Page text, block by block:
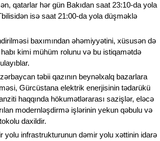
qatarlar hər gün Bakıdan saat 23:10-da yola
isə saat 21:00-da yola düşməklə
baxımından əhəmiyyətini, xüsusən də
kimi mühüm rolunu və bu istiqamətdə
təbii qazının beynəlxalq bazarlara
Gürcüstana elektrik enerjisinin tədarükü
haqqında hökumətlərarası sazişlər, eləcə
modernləşdirmə işlərinin yekun qəbulu və
daxildir.
yolu infrastrukturunun dəmir yolu xəttinin idarə